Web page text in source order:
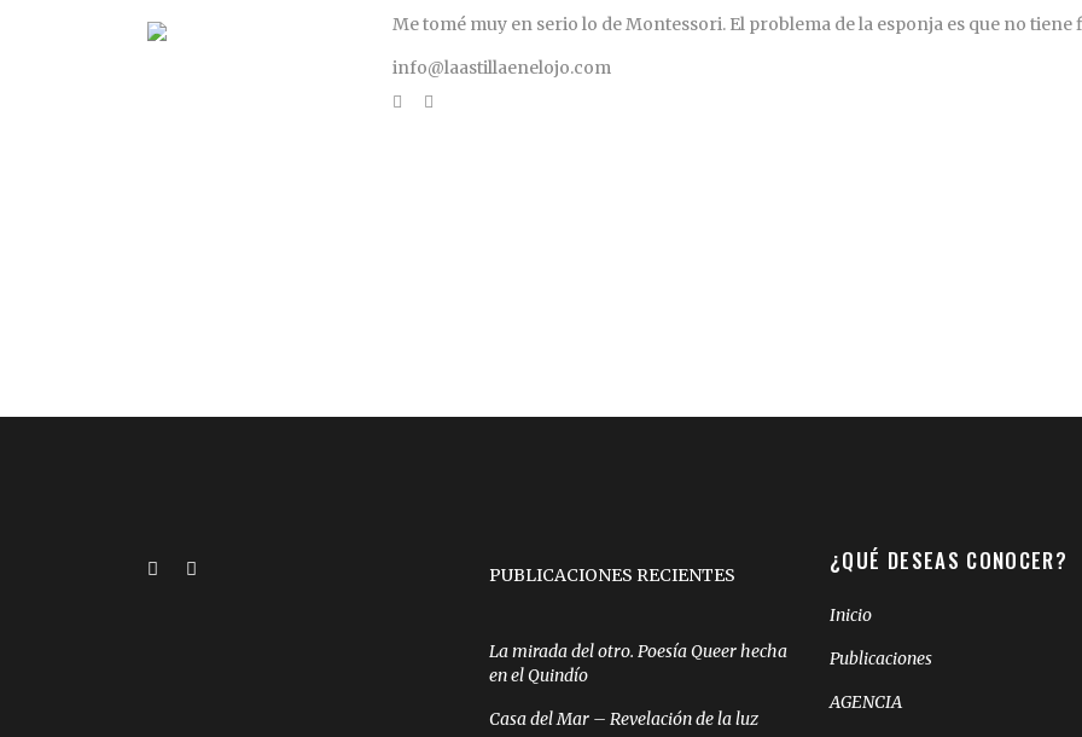
Me tomé muy en serio lo de Montessori. El problema de la esponja es que no tiene
info@laastillaenelojo.com
PUBLICACIONES RECIENTES
La mirada del otro. Poesía Queer hecha
en el Quindío
Casa del Mar – Revelación de la luz
¿QUÉ DESEAS CONOCER?
Inicio
Publicaciones
AGENCIA